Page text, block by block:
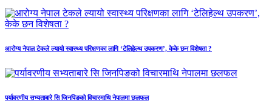
आरोग्य नेपाल टेकले ल्यायो स्वास्थ्य परिक्षणका लागि ‘टेलिहेल्थ उपकरण’, केके छन विशेषता ?
पर्यावरणीय सभ्यताबारे सि जिनपिङको विचारमाथि नेपालमा छलफल